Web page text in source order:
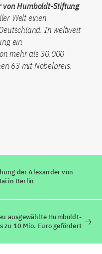
von Humboldt-Stiftung
Welt einen
In weltweit
ein
mehr als 30.000
63 mit Nobelpreis.
der Alexander von
in Berlin
ausgewählte Humboldt-
zu 10 Mio. Euro gefördert